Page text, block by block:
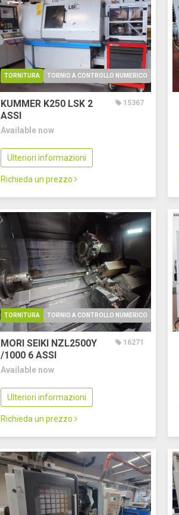
TORNITURA TORNIO A CONTROLLO NUMERICO
KUMMER K250 LSK 2
ASSI
15367
Available now
Ulteriori informazioni
Richieda un prezzo
TORNITURA TORNIO A CONTROLLO NUMERICO
MORI SEIKI NZL2500Y
/1000 6 ASSI
16271
Available now
Ulteriori informazioni
Richieda un prezzo